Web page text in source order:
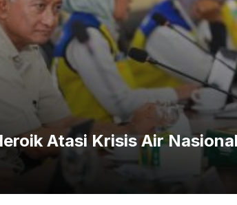
HUKRIM
Biadab! Orang Tua Bayi
Dwika Arno Priawan – Maret 11, 2023
Atasi Krisis Air